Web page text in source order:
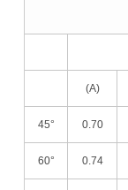
(A)
45° 0.70
60° 0.74